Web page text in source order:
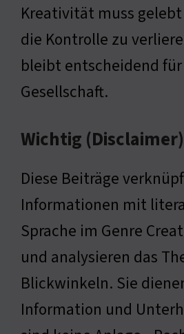
Kreativität muss
die Kontrolle zu
bleibt entscheidend
Gesellschaft.
Wichtig (Disclaimer)
Diese Beiträge
Informationen mit
Sprache im Genre
und analysieren das
Blickwinkeln. Sie
Information und